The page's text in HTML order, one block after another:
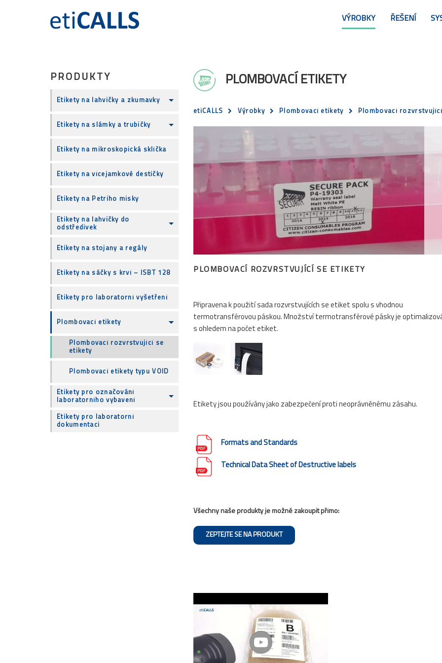
VÝROBKY ŘEŠENÍ
PRODUKTY
Etikety na lahvičky a zkumavky
Etikety na slámky a trubičky
Etikety na mikroskopická sklíčka
Etikety na vícejamkové destičky
Etikety na Petriho misky
Etikety na lahvičky do
odstředivek
Etikety na stojany a regály
Etikety na sáčky s krví – ISBT 128
Etikety pro laboratorní vyšetření
Plombovací etikety
Plombovací rozvrstvující se
etikety
Plombovací etikety typu VOID
Etikety pro označování
laboratorního vybavení
Etikety pro laboratorní
dokumentaci
PLOMBOVACÍ ETIKETY
etiCALLS Výrobky Plombovací etikety Plombovací
PLOMBOVACÍ ROZVRSTVUJÍCÍ SE ETIKETY
Připravena k použití sada rozvrstvujících se etiket spolu s vhodnou
termotransférovou páskou. Množství termotransférové pásky je
s ohledem na počet etiket.
Etikety jsou používány jako zabezpečení proti neoprávněnému zásahu.
Formats and Standards
Technical Data Sheet of Destructive labels
Všechny naše produkty je možné zakoupit přímo:
ZEPTEJTE SE NA PRODUKT